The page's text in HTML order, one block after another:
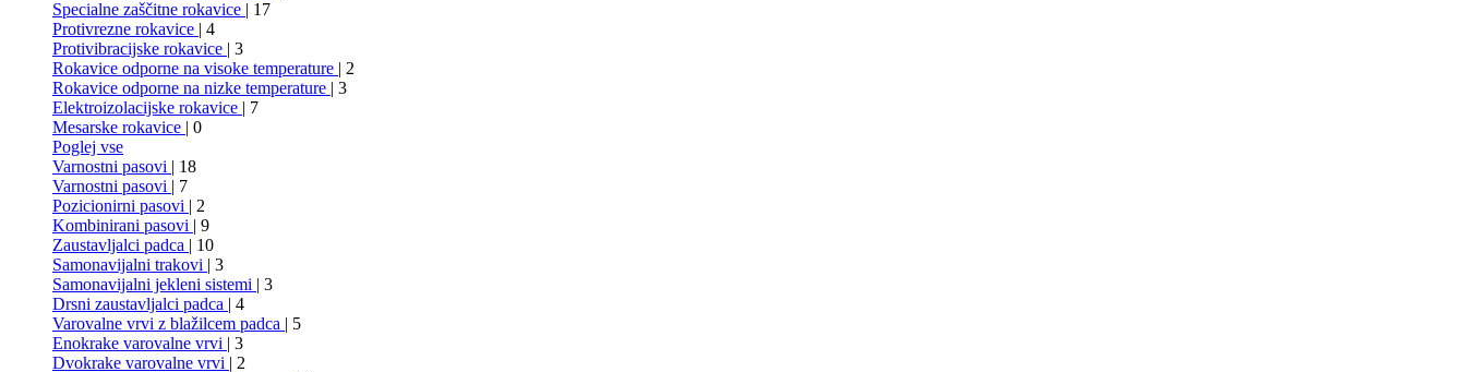
Specialne zaščitne rokavice | 17
Protivrezne rokavice | 4
Protivibracijske rokavice | 3
Rokavice odporne na visoke temperature | 2
Rokavice odporne na nizke temperature | 3
Elektroizolacijske rokavice | 7
Mesarske rokavice | 0
Poglej vse
Varnostni pasovi | 18
Varnostni pasovi | 7
Pozicionirni pasovi | 2
Kombinirani pasovi | 9
Zaustavljalci padca | 10
Samonavijalni trakovi | 3
Samonavijalni jekleni sistemi | 3
Drsni zaustavljalci padca | 4
Varovalne vrvi z blažilcem padca | 5
Enokrake varovalne vrvi | 3
Dvokrake varovalne vrvi | 2